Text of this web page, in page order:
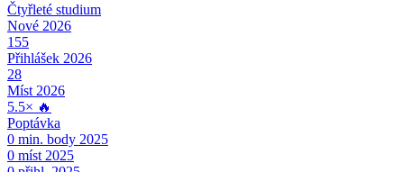
Čtyřleté studium
Nové 2026
155
Přihlášek 2026
28
Míst 2026
5.5× 🔥
Poptávka
0 min. body 2025
0 míst 2025